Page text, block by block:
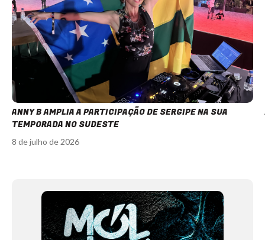
ANNY B AMPLIA A PARTICIPAÇÃO DE SERGIPE NA SUA
TEMPORADA NO SUDESTE
8 de julho de 2026